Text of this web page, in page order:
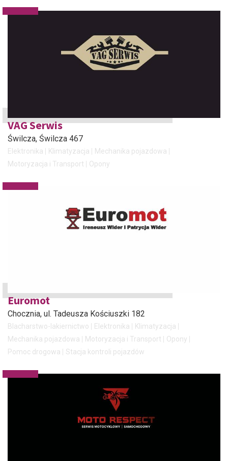
VAG Serwis
Świlcza, Świlcza 467
Elektronika Klimatyzacja
Mechanika pojazdowa
Motoryzacja i Transport
Opony
Euromot
Chocznia, ul. Tadeusza Kościuszki 182
Blacharstwo-lakiernictwo Elektronika
Klimatyzacja
Mechanika pojazdowa
Motoryzacja i Transport
Opony
Pomoc drogowa
Stacja kontroli pojazdów